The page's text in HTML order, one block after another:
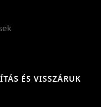
ÉS VISSZÁRUK